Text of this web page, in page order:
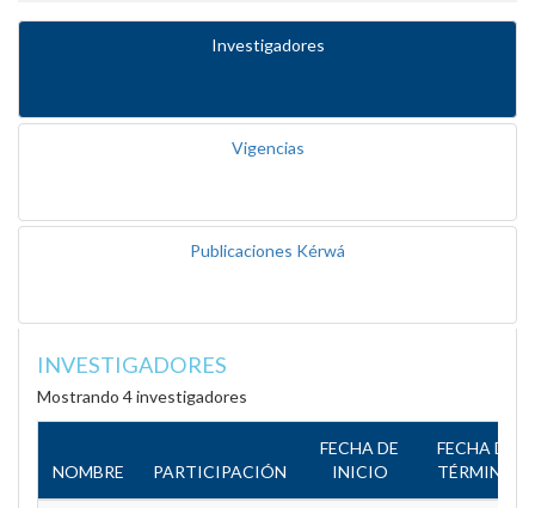
Investigadores
Vigencias
Publicaciones Kérwá
INVESTIGADORES
Mostrando 4 investigadores
NOMBRE PARTICIPACIÓN
FECHA DE
INICIO
FECHA DE
TÉRMINO